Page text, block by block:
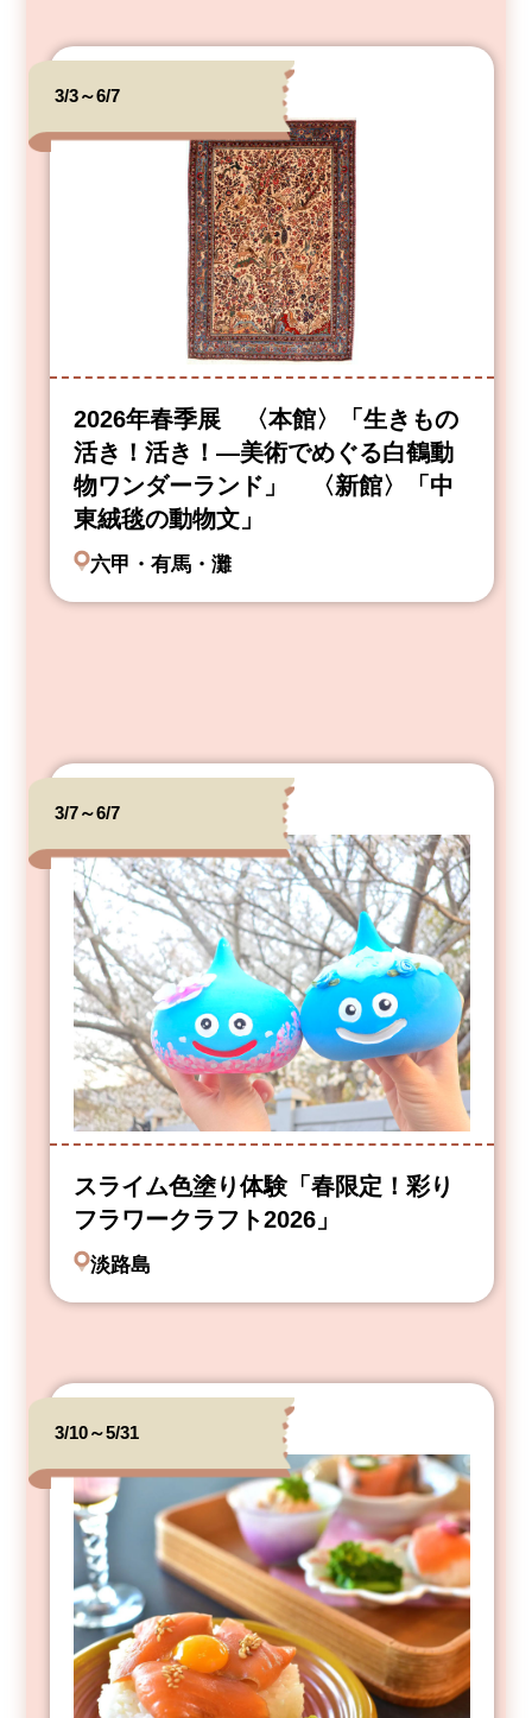
3/3～6/7
2026年春季展 〈本館〉「生きもの
活き！活き！―美術でめぐる白鶴動
物ワンダーランド」 〈新館〉「中
東絨毯の動物文」
六甲・有馬・灘
3/7～6/7
スライム色塗り体験「春限定！彩り
フラワークラフト2026」
淡路島
3/10～5/31